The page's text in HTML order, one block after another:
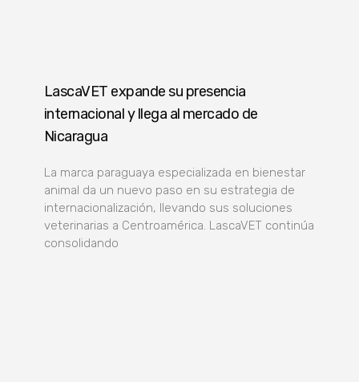
LascaVET expande su presencia
internacional y llega al mercado de
Nicaragua
La marca paraguaya especializada en bienestar
animal da un nuevo paso en su estrategia de
internacionalización, llevando sus soluciones
veterinarias a Centroamérica. LascaVET continúa
consolidando